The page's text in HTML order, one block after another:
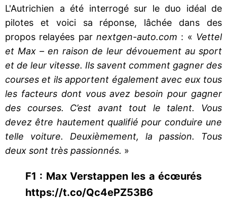
L'Autrichien a été interrogé sur le duo idéal de
pilotes et voici sa réponse, lâchée dans des
propos relayées par nextgen-auto.com : « Vettel
et Max – en raison de leur dévouement au sport
et de leur vitesse. Ils savent comment gagner des
courses et ils apportent également avec eux tous
les facteurs dont vous avez besoin pour gagner
des courses. C’est avant tout le talent. Vous
devez être hautement qualifié pour conduire une
telle voiture. Deuxièmement, la passion. Tous
deux sont très passionnés. »
F1 : Max Verstappen les a écœurés
https://t.co/Qc4ePZ53B6